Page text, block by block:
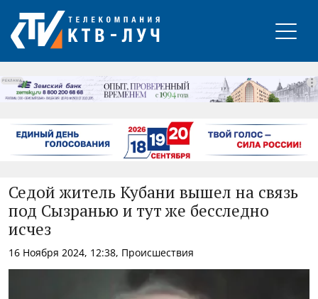
РЕКЛАМА
Седой житель Кубани вышел на связь
под Сызранью и тут же бесследно
исчез
16 Ноября 2024, 12:38, Происшествия